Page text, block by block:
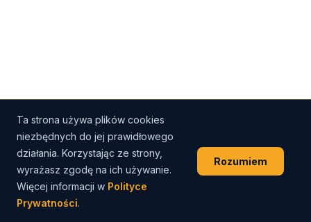
Ta strona używa plików cookies
niezbędnych do jej prawidłowego
działania. Korzystając ze strony,
wyrażasz zgodę na ich używanie.
Więcej informacji w Polityce
Prywatności.
Rozumiem